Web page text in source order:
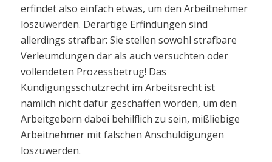
erfindet also einfach etwas, um den Arbeitnehmer
loszuwerden. Derartige Erfindungen sind
allerdings strafbar: Sie stellen sowohl strafbare
Verleumdungen dar als auch versuchten oder
vollendeten Prozessbetrug! Das
Kündigungsschutzrecht im Arbeitsrecht ist
nämlich nicht dafür geschaffen worden, um den
Arbeitgebern dabei behilflich zu sein, mißliebige
Arbeitnehmer mit falschen Anschuldigungen
loszuwerden.